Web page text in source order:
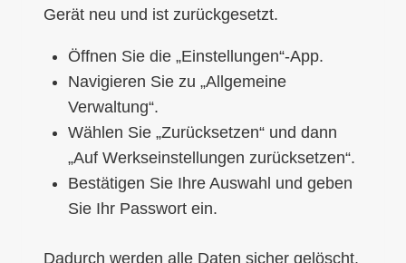
Gerät neu und ist zurückgesetzt.
Öffnen Sie die „Einstellungen“-App.
Navigieren Sie zu „Allgemeine
Verwaltung“.
Wählen Sie „Zurücksetzen“ und dann
„Auf Werkseinstellungen zurücksetzen“.
Bestätigen Sie Ihre Auswahl und geben
Sie Ihr Passwort ein.
Dadurch werden alle Daten sicher gelöscht.